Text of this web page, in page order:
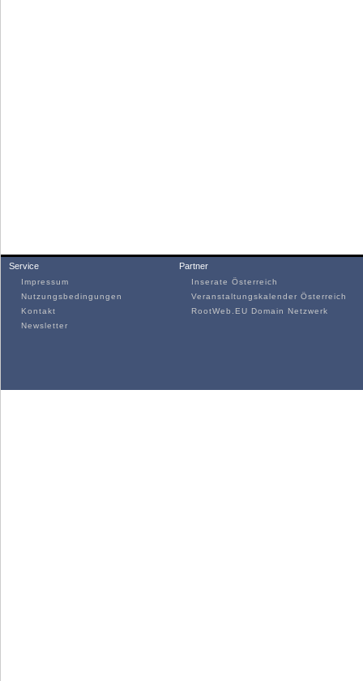
Service
Impressum
Nutzungsbedingungen
Kontakt
Newsletter
Partner
Inserate Österreich
Veranstaltungskalender Österreich
RootWeb.EU Domain Netzwerk